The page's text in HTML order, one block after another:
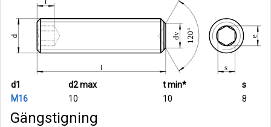
d1 d2 max t min*
s
M16
10 10 8
Gängstigning